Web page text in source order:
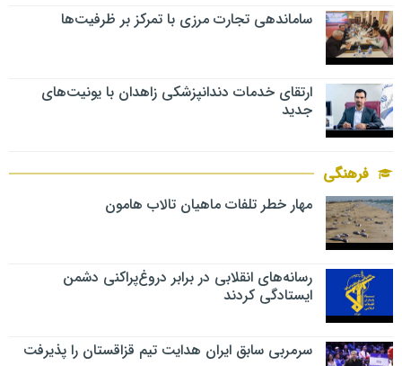
ساماندهی تجارت مرزی با تمرکز بر ظرفیت‌ها
ارتقای خدمات دندانپزشکی زاهدان با یونیت‌های
جدید
فرهنگی
مهار خطر تلفات ماهیان تالاب‌ هامون
رسانه‌های انقلابی در برابر دروغ‌پراکنی دشمن
ایستادگی کردند
سرمربی سابق ایران هدایت تیم قزاقستان را پذیرفت